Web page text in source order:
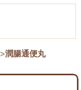
>潤腸通便丸